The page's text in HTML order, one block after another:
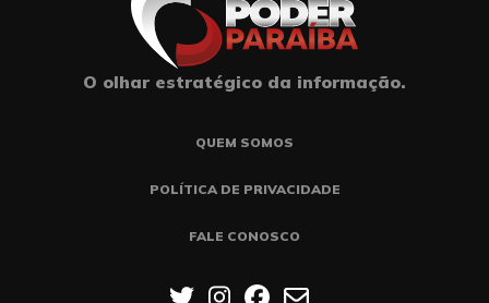
O olhar estratégico da informação.
QUEM SOMOS
POLÍTICA DE PRIVACIDADE
FALE CONOSCO